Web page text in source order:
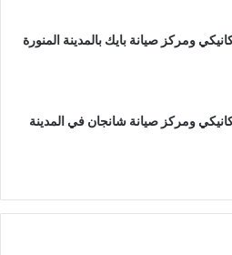
ومركز صيانة بايك بالمدينة المنورة
ومركز صيانة شانجان في المدينة